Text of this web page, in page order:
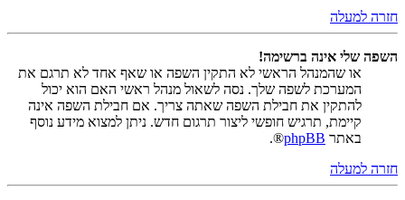
חזרה למעלה
השפה שלי אינה ברשימה!
או שהמנהל הראשי לא התקין השפה או שאף אחד לא תרגם את
המערכת לשפה שלך. נסה לשאול מנהל ראשי האם הוא יכול
להתקין את חבילת השפה שאתה צריך. אם חבילת השפה אינה
קיימת, תרגיש חופשי ליצור תרגום חדש. ניתן למצוא מידע נוסף
באתר phpBB
®.
חזרה למעלה